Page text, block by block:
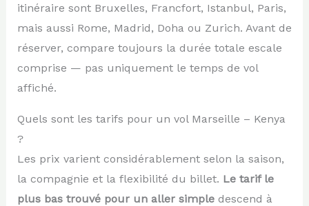
itinéraire sont Bruxelles, Francfort, Istanbul, Paris,
mais aussi Rome, Madrid, Doha ou Zurich. Avant de
réserver, compare toujours la durée totale escale
comprise — pas uniquement le temps de vol
affiché.
Quels sont les tarifs pour un vol Marseille – Kenya
?
Les prix varient considérablement selon la saison,
la compagnie et la flexibilité du billet. Le tarif le
plus bas trouvé pour un aller simpledescend à